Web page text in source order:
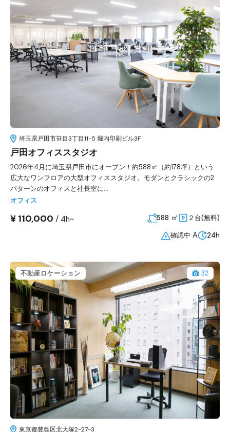
埼玉県戸田市笹目3丁目11-5 堀内印刷ビル3F
戸田オフィススタジオ
2026年4月に埼玉県戸田市にオープン！約588㎡（約178坪）という
広大なワンフロアの大型オフィススタジオ。モダンとクラシックの2
パターンのオフィスと社長室に...
オフィス
¥ 110,000 / 4h~ 588 ㎡
２台(無料)
確認中 A 24h
不動産ロケーション 32
東京都豊島区北大塚2-27-3